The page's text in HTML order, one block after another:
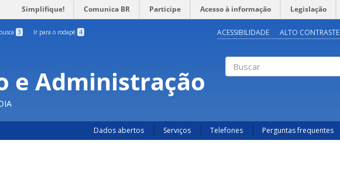
Simplifique! Comunica BR Participe Acesso à informação Legislação
3 Ir para o rodapé 4 ACESSIBILIDADE ALTO CONTRASTE
e Administração
Dados abertos Serviços Telefones Perguntas frequentes